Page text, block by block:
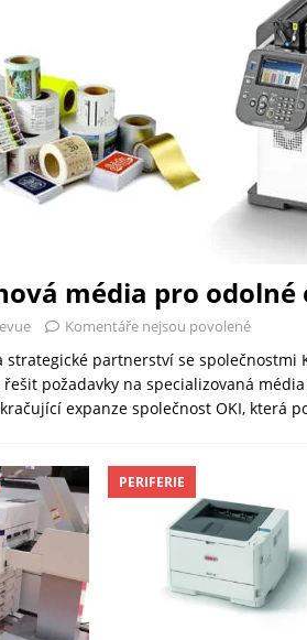
média pro
Komentáře nejsou povolené
strategické partnerství se společnostmi
požadavky na specializovaná
expanze společnost OKI, která
PERIFERIE